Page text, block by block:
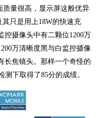
质量很高，显示屏这般优异
只是用上18W的快速充
控摄像头中有二颗位1200万
万清晰度黑与白监控摄像
长焦镜头。那样一个奇怪的
下取得了85分的成绩。